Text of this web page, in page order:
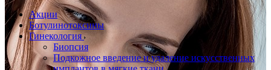
Акции
Ботулинотоксины
Гинекология
Биопсия
Подкожное введение и удаление искусственных